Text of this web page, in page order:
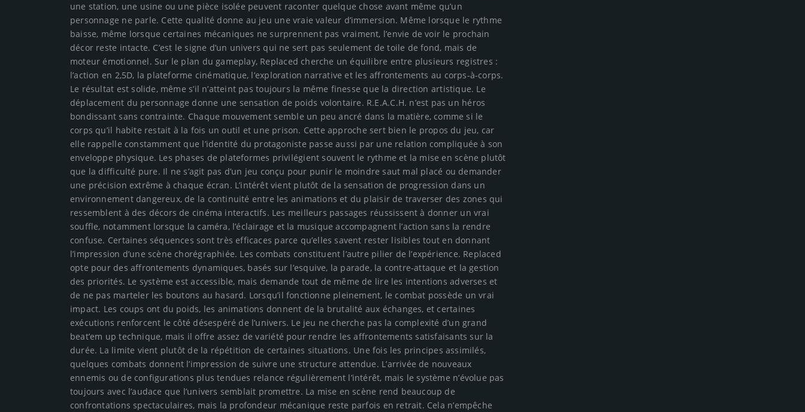
une station, une usine ou une pièce isolée peuvent raconter quelque chose avant même qu’un
personnage ne parle. Cette qualité donne au jeu une vraie valeur d’immersion. Même lorsque le rythme
baisse, même lorsque certaines mécaniques ne surprennent pas vraiment, l’envie de voir le prochain
décor reste intacte. C’est le signe d’un univers qui ne sert pas seulement de toile de fond, mais de
moteur émotionnel. Sur le plan du gameplay, Replaced cherche un équilibre entre plusieurs registres :
l’action en 2,5D, la plateforme cinématique, l’exploration narrative et les affrontements au corps-à-corps.
Le résultat est solide, même s’il n’atteint pas toujours la même finesse que la direction artistique. Le
déplacement du personnage donne une sensation de poids volontaire. R.E.A.C.H. n’est pas un héros
bondissant sans contrainte. Chaque mouvement semble un peu ancré dans la matière, comme si le
corps qu’il habite restait à la fois un outil et une prison. Cette approche sert bien le propos du jeu, car
elle rappelle constamment que l’identité du protagoniste passe aussi par une relation compliquée à son
enveloppe physique. Les phases de plateformes privilégient souvent le rythme et la mise en scène plutôt
que la difficulté pure. Il ne s’agit pas d’un jeu conçu pour punir le moindre saut mal placé ou demander
une précision extrême à chaque écran. L’intérêt vient plutôt de la sensation de progression dans un
environnement dangereux, de la continuité entre les animations et du plaisir de traverser des zones qui
ressemblent à des décors de cinéma interactifs. Les meilleurs passages réussissent à donner un vrai
souffle, notamment lorsque la caméra, l’éclairage et la musique accompagnent l’action sans la rendre
confuse. Certaines séquences sont très efficaces parce qu’elles savent rester lisibles tout en donnant
l’impression d’une scène chorégraphiée. Les combats constituent l’autre pilier de l’expérience. Replaced
opte pour des affrontements dynamiques, basés sur l’esquive, la parade, la contre-attaque et la gestion
des priorités. Le système est accessible, mais demande tout de même de lire les intentions adverses et
de ne pas marteler les boutons au hasard. Lorsqu’il fonctionne pleinement, le combat possède un vrai
impact. Les coups ont du poids, les animations donnent de la brutalité aux échanges, et certaines
exécutions renforcent le côté désespéré de l’univers. Le jeu ne cherche pas la complexité d’un grand
beat’em up technique, mais il offre assez de variété pour rendre les affrontements satisfaisants sur la
durée. La limite vient plutôt de la répétition de certaines situations. Une fois les principes assimilés,
quelques combats donnent l’impression de suivre une structure attendue. L’arrivée de nouveaux
ennemis ou de configurations plus tendues relance régulièrement l’intérêt, mais le système n’évolue pas
toujours avec l’audace que l’univers semblait promettre. La mise en scène rend beaucoup de
confrontations spectaculaires, mais la profondeur mécanique reste parfois en retrait. Cela n’empêche